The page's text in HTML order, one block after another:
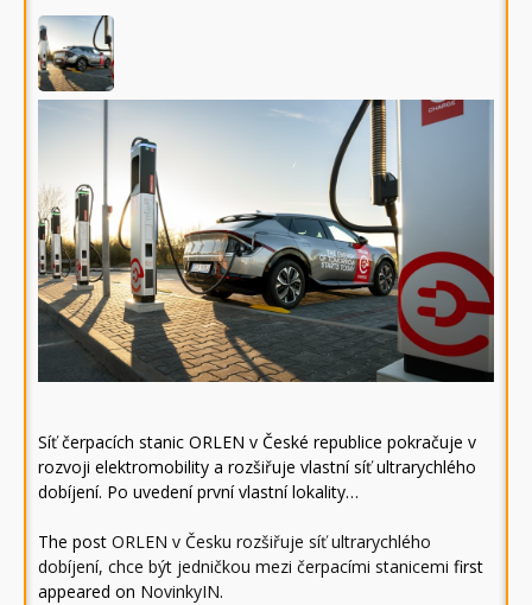
Síť čerpacích stanic ORLEN v České republice pokračuje v
rozvoji elektromobility a rozšiřuje vlastní síť ultrarychlého
dobíjení. Po uvedení první vlastní lokality…
The post ORLEN v Česku rozšiřuje síť ultrarychlého
dobíjení, chce být jedničkou mezi čerpacími stanicemi first
appeared on NovinkyIN.